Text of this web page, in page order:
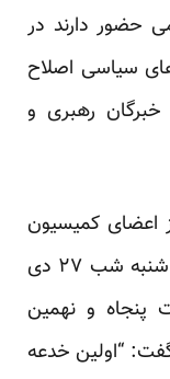
حضور دارند در
سیاسی اصلاح
رهبری و
اعضای کمیسیون
امنیت ملی و سیاست خارجی مجلس شنبه شب ۲۷ دی
پنجاه و نهمین
“اولین خدعه